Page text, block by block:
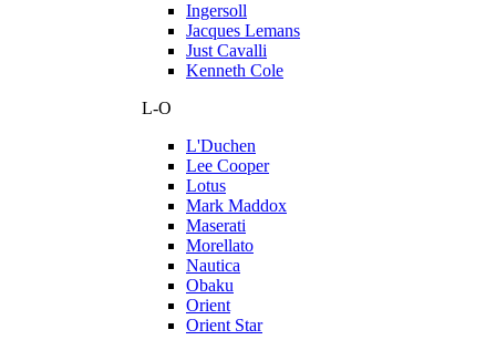
Ingersoll
Jacques Lemans
Just Cavalli
Kenneth Cole
L-O
L'Duchen
Lee Cooper
Lotus
Mark Maddox
Maserati
Morellato
Nautica
Obaku
Orient
Orient Star